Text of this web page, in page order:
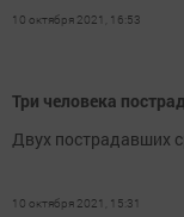
10 октября 2021, 16:53
Три человека
Двух пострадавших
10 октября 2021, 15:31